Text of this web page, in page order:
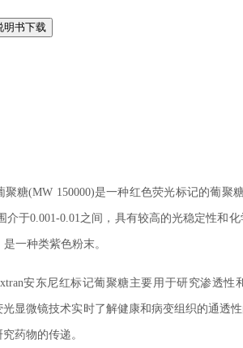
明书下载
糖(MW 150000)是一种红色荧光标记的葡聚
介于0.001-0.01之间，具有较高的光稳定性和
一种类紫色粉末。
安东尼红标记葡聚糖主要用于研究渗透
显微镜技术实时了解健康和病变组织的通透
药物的传递。